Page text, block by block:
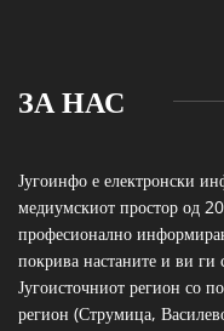
ЗА НАС
Југоинфо е електронски
медиумскиот простор од
професионално
покрива настаните и ви ги
Југоисточниот регион со
регион (Струмица,